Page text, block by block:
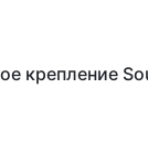
крепление